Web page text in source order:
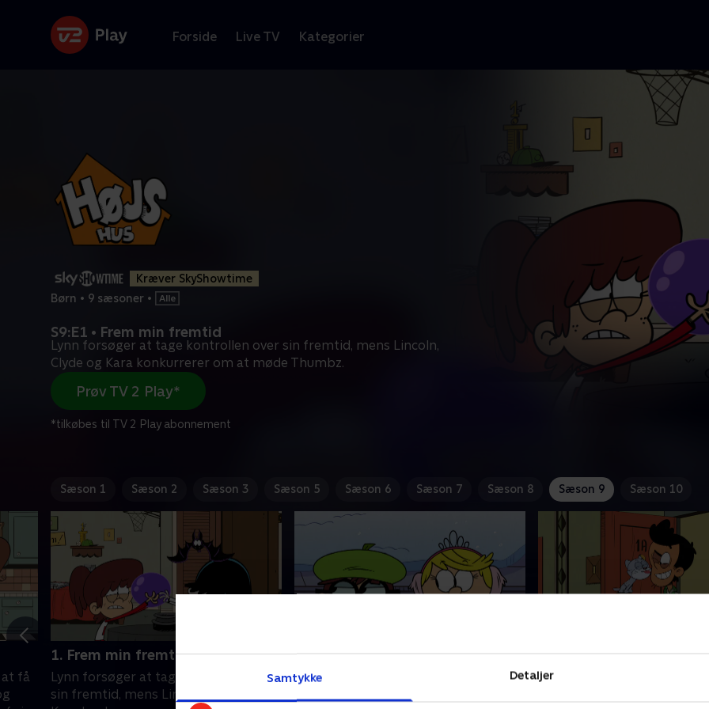
Samtykke Detaljer
Forside Live TV Kategorier
Kræver SkyShowtime
Børn • 9 sæsoner •
S9:E1 • Frem min fremtid
Lynn forsøger at tage kontrollen over sin fremtid, mens Lincoln,
Clyde og Kara konkurrerer om at møde Thumbz.
Prøv TV 2 Play*
*tilkøbes til TV 2 Play abonnement
Sæson 1 Sæson 2 Sæson 3 Sæson 5 Sæson 6 Sæson 7 Sæson 8 Sæson 9 Sæson 10
få
1. Frem min fremtid
Lynn forsøger at tage kontrollen over
sin fremtid, mens Lincoln, Clyde og
2. En kold skulder
Lynn glæder sig til besøg af sin
Lori og Boddy er fælles om